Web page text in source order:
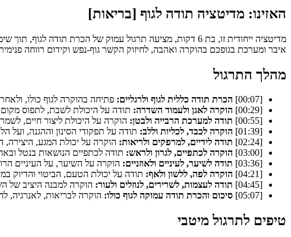
האזינו: מדיטציה תודה לגוף [בריאות]
מדיטציה ייחודית זו, בת 6 דקות, מציעה תרגול עמוק של
איבר ומערכת בגופכם בהוקרה ואהבה, לחיזוק הקשר גוף-נפש וקידום רווחה
מהלך התרגול
[00:07] הכרת תודה כללית לגוף ולרגליים: פתיחה בהוקרה לגוף כולו,
[00:29]
הוקרה לאגן ולעמוד השדרה: תודה על היכולת לשבת, לתפוס
[00:55]
תודה למערכת הרבייה ולבטן: הוקרה על היכולת ליצור חיים,
[01:39]
הוקרה לכבד, לכליות וללב: תודה על תפקודי הסינון וההגנה, ועל
[02:24]
תודה לידיים, למרפקים ולריאות: הוקרה על יכולת המגע,
[03:00]
הוקרה לכתפיים, לגרון ולראש: תודה לכתפיים הנושאות בנטל
[03:36]
תודה לשיער, לעיניים ולאוזניים: הוקרה על השיער, על העיניים
[04:21]
הוקרה לפה, ללשון ולאף: תודה על יכולת הטעם, הביטוי והדיוק
[04:45]
תודה לעצמות, לשרירים, לנוזלים ולעור: הוקרה למבנה היציב של
[05:07]
סיכום והכרת תודה עמוקה לגוף כולו: הוקרה לבריאות, לאנרגיה,
טיפים לתרגול מיטבי